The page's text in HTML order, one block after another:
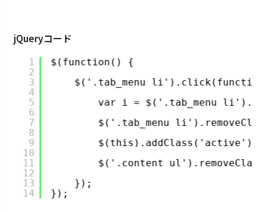
jQueryコード
1
2
3
4
5
6
7
8
9
10
11
12
13
14
$(function() {
$('.tab_menu
var i = $('.tab_menu
$('.tab_menu
$(this).addClass('active');
$('.content
});
});